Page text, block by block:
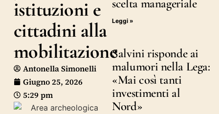
istituzioni e
cittadini alla
mobilitazione
Antonella Simonelli
Giugno 25, 2026
5:29 pm
scelta manageriale
Leggi »
Salvini risponde ai
malumori nella Lega:
«Mai così tanti
investimenti al
Nord»